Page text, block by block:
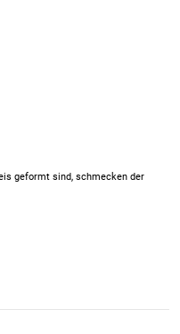
geformt sind, schmecken der